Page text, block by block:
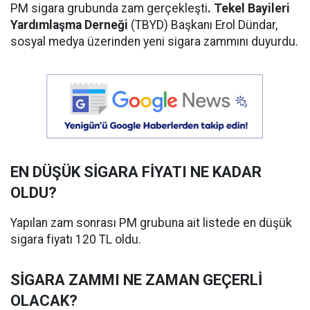
PM sigara grubunda zam gerçekleşti. Tekel Bayileri
Yardımlaşma Derneği (TBYD) Başkanı Erol Dündar,
sosyal medya üzerinden yeni sigara zammını duyurdu.
EN DÜŞÜK SİGARA FİYATI NE KADAR
OLDU?
Yapılan zam sonrası PM grubuna ait listede en düşük
sigara fiyatı 120 TL oldu.
SİGARA ZAMMI NE ZAMAN GEÇERLİ
OLACAK?